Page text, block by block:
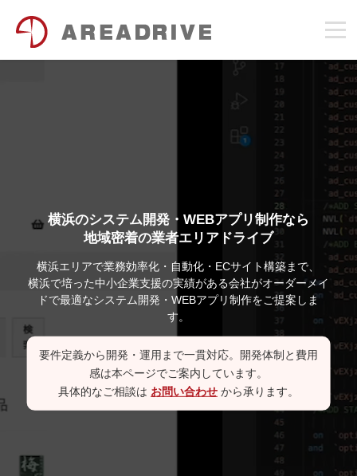
横浜のシステム開発・WEBアプリ制作なら
地域密着の業者エリアドライブ
横浜エリアで業務効率化・自動化・ECサイト構築まで、
横浜で培った中小企業支援の実績がある会社がオーダーメイ
ドで最適なシステム開発・WEBアプリ制作をご提案しま
す。
要件定義から開発・運用まで一貫対応。開発体制と費用
感は本ページでご案内しています。
具体的なご相談は お問い合わせから承ります。